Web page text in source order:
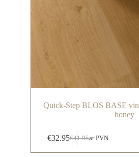
Quick-Step BLOS BASE
honey
€41.95
€32.95 ar PVN